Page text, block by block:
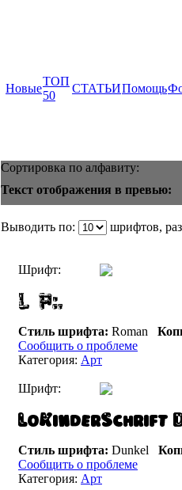
Новые
ТОП
50
СТАТЬИПомощь
Сортировка по алфавиту:
Текст отображения в превью:
Выводить по: шрифтов,
Шрифт:
Стиль шрифта: Roman
Сообщить о проблеме
Категория: Арт
Шрифт:
Стиль шрифта: Dunkel
Сообщить о проблеме
Категория: Арт